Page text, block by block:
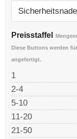
Preisstaffel
Diese Buttons werden
angefertigt.
1
2-4
5-10
11-20
21-50